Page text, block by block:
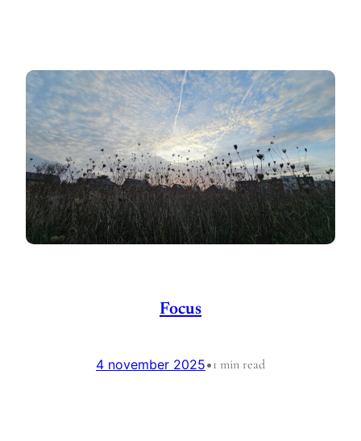
Focus
4 november 2025•1 min read